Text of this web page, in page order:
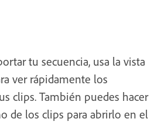
tu secuencia, usa la vista
ver rápidamente los
clips. También puedes hacer
de los clips para abrirlo en el